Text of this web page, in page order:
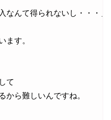
なんて得られないし・・・」
ます。
て
から難しいんですね。